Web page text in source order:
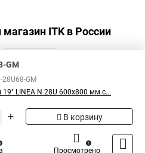
магазин ITKв России
GM
GM
19" LINEA N 28U 600х800 мм с...
+ В корзину
Просмотрено
1